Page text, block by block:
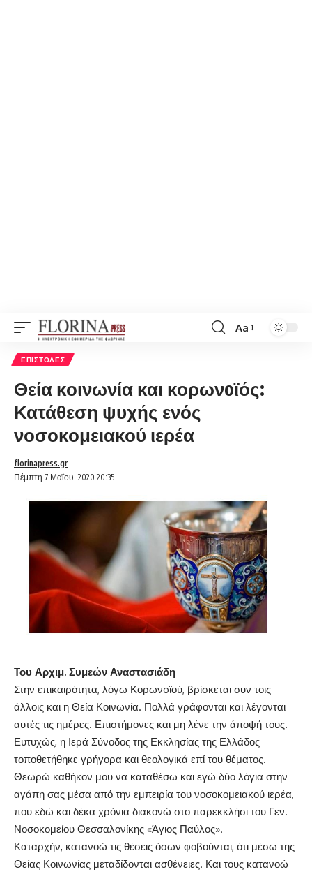
Font
Aa
ΕΠΙΣΤΟΛΈΣ
Θεία κοινωνία και κορωνoϊός:
Κατάθεση ψυχής ενός
νοσοκομειακού ιερέα
Πέμπτη 7 Μαΐου, 2020 20:35
florinapress.gr
Του Αρχιμ. Συμεών Αναστασιάδη
Στην επικαιρότητα, λόγω Κορωνoϊού, βρίσκεται συν τοις
άλλοις και η Θεία Κοινωνία. Πολλά γράφονται και λέγονται
αυτές τις ημέρες. Επιστήμονες και μη λένε την άποψή τους.
Ευτυχώς, η Ιερά Σύνοδος της Εκκλησίας της Ελλάδος
τοποθετήθηκε γρήγορα και θεολογικά επί του θέματος.
Θεωρώ καθήκον μου να καταθέσω και εγώ δύο λόγια στην
αγάπη σας μέσα από την εμπειρία του νοσοκομειακού ιερέα,
που εδώ και δέκα χρόνια διακονώ στο παρεκκλήσι του Γεν.
Νοσοκομείου Θεσσαλονίκης «Άγιος Παύλος».
Καταρχήν, κατανοώ τις θέσεις όσων φοβούνται, ότι μέσω της
Θείας Κοινωνίας μεταδίδονται ασθένειες. Και τους κατανοώ